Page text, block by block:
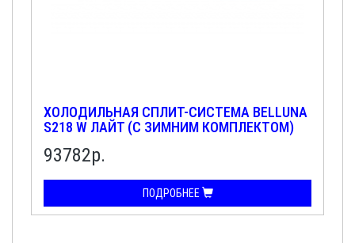
ХОЛОДИЛЬНАЯ СПЛИТ-СИСТЕМА BELLUNA
S218 W ЛАЙТ (С ЗИМНИМ КОМПЛЕКТОМ)
93782р.
ПОДРОБНЕЕ